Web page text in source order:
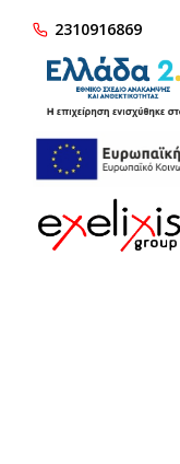
2310916869